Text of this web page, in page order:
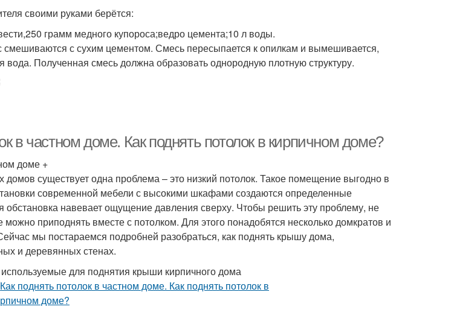
своими руками берётся:
грамм медного купороса;ведро цемента;10 л воды.
смешиваются с сухим цементом. Смесь пересыпается к опилкам и вымешивается,
вода. Полученная смесь должна образовать однородную плотную структуру.
в частном доме. Как поднять потолок в кирпичном доме?
доме +
домов существует одна проблема – это низкий потолок. Такое помещение выгодно в
современной мебели с высокими шкафами создаются определенные
обстановка навевает ощущение давления сверху. Чтобы решить эту проблему, не
приподнять вместе с потолком. Для этого понадобятся несколько домкратов и
мы постараемся подробней разобраться, как поднять крышу дома,
и деревянных стенах.
для поднятия крыши кирпичного дома